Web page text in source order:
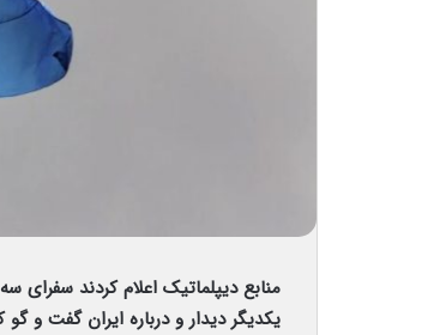
منابع دیپلماتیک اعلام کردند سفرای
یکدیگر دیدار و درباره ایران گفت و گو